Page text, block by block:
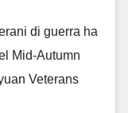
di guerra ha
Mid-Autumn
Veterans